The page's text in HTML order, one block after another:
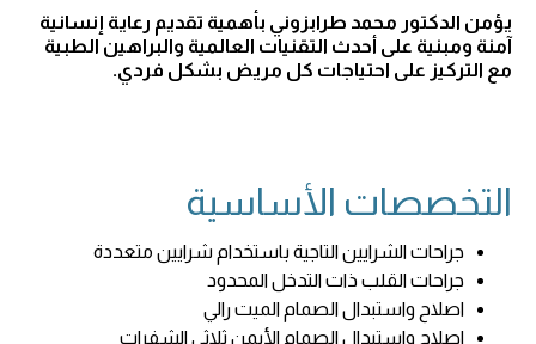
يؤمن الدكتور محمد طرابزوني بأهمية تقديم رعاية إنسانية
آمنة ومبنية على أحدث التقنيات العالمية والبراهين الطبية
مع التركيز على احتياجات كل مريض بشكل فردي.
التخصصات الأساسية
جراحات الشرايين التاجية باستخدام شرايين متعددة
جراحات القلب ذات التدخل المحدود
اصلاح واستبدال الصمام الميت رالي
اصلاح واستبدال الصمام الأيمن ثلاثي الشفرات